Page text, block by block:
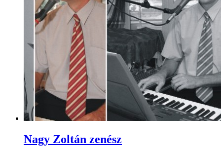
Nagy Zoltán zenész